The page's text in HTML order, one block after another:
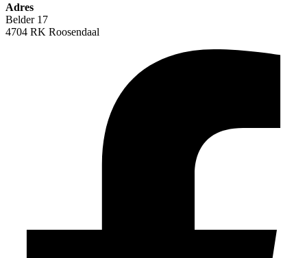
Adres
Belder 17
4704 RK Roosendaal